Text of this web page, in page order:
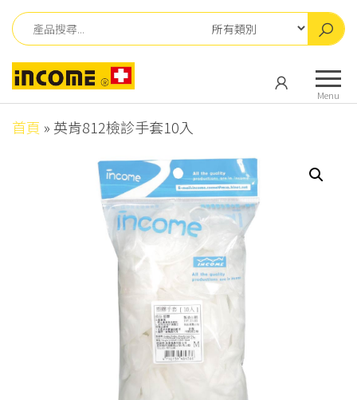
Skip
to
content
肯
儀
器
有
限
公
司
儀
器
限
公
司
Menu
首頁 » 英肯812檢診手套10入